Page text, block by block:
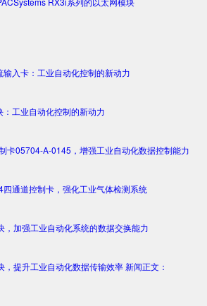
入卡：工业自动化控制的新动力
工业自动化控制的新动力
卡05704-A-0145，增强工业自动化数据控制能力
通道控制卡，强化工业气体检测系统
加强工业自动化系统的数据交换能力
提升工业自动化数据传输效率 新闻正文：